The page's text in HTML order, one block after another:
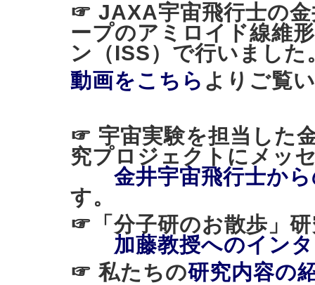
☞ JAXA宇宙飛行士の金
ープのアミロイド線維
ン（ISS）で行いました
動画をこちら よりご覧
☞ 宇宙実験を担当した
究プロジェクトにメッ
金井宇宙飛行士か
す。
☞「分子研のお散歩
加藤教授へのイン
☞ 私たちの研究内容の